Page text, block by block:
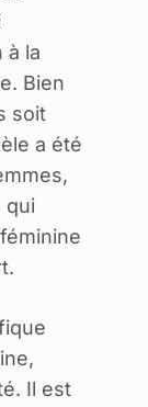
à la
Bien
soit
a été
qui
Il est